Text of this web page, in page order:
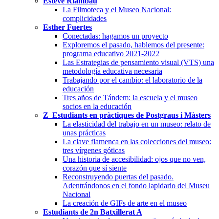
La Filmoteca y el Museo Nacional:
complicidades
Esther Fuertes
Conectadas: hagamos un proyecto
Exploremos el pasado, hablemos del presente:
programa educativo 2021-2022
Las Estrategias de pensamiento visual (VTS) una
metodología educativa necesaria
Trabajando por el cambio: el laboratorio de la
educación
Tres años de Tándem: la escuela y el museo
socios en la educación
Z_Estudiants en pràctiques de Postgraus i Màsters
La elasticidad del trabajo en un museo: relato de
unas prácticas
La clave flamenca en las colecciones del museo:
tres vírgenes góticas
Una historia de accesibilidad: ojos que no ven,
corazón que sí siente
Reconstruyendo puertas del pasado.
Adentrándonos en el fondo lapidario del Museu
Nacional
La creación de GIFs de arte en el museo
Estudiants de 2n Batxillerat A